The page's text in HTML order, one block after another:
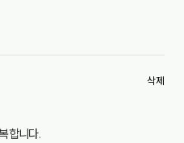
삭제
합니다.